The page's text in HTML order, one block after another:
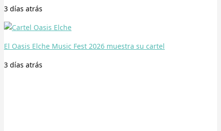
3 días atrás
El Oasis Elche Music Fest 2026 muestra su cartel
3 días atrás